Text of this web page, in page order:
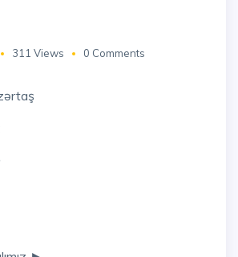
311 Views 0 Comments